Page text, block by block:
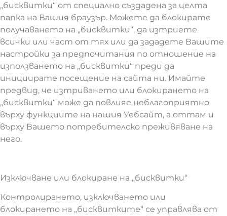
„бисквитки“ от специално създадена за целта
папка на Вашия браузър. Можете да блокирате
получаването на „бисквитки“, да изтриете
всички или част от тях или да зададете Вашите
настройки за предпочитания по отношение на
използването на „бисквитки“ преди да
инициирате посещение на сайта ни. Имайте
предвид, че изтриването или блокирането на
„бисквитки“ може да повлияе неблагоприятно
върху функциите на нашия Уебсайт, а оттам и
върху Вашето потребителско преживяване на
него.
Изключване или блокиране на „бисквитки“
Контролирането, изключването или
блокирането на „бисквитките“ се управлява от